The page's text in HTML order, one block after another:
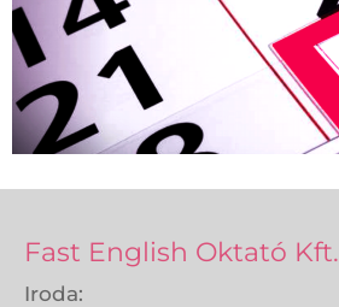
Fast English Oktató Kft.
Iroda: